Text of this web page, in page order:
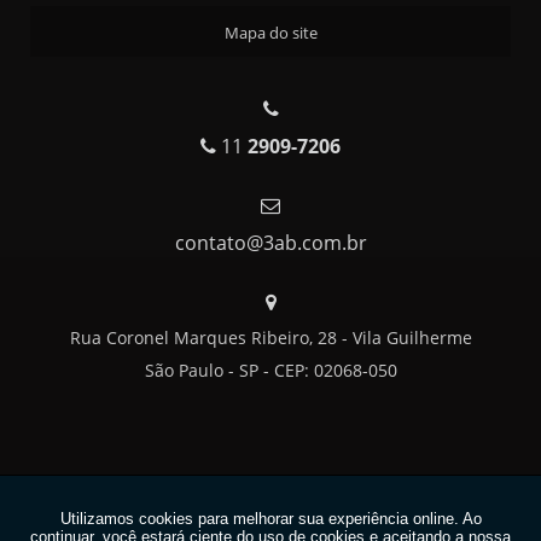
FORNECEDOR DE REFEIÇÕES PARA INDÚSTRIAS
FORNECEDORA DE ALIMENTAÇÃO INDUSTRIAL
FORNECEDORES DE ALIMENTAÇÃO CORPORATIVA
FORNECEDORES DE REFEIÇÕES PARA EMPRESAS
FORNECIMENTO DE COMIDA PARA EMPRESAS
FORNECIMENTO DE REFEIÇÕES PARA EMPRESAS
FORNECIMENTO DE REFEIÇÕES PARA GRANDES OBRAS
Mapa do site
11 2909-7206
contato@3ab.com.br
Rua Coronel Marques Ribeiro, 28 - Vila Guilherme
São Paulo - SP - CEP: 02068-050
W3C